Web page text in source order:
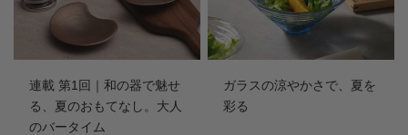
連載 第1回｜和の器で魅せ
る、夏のおもてなし。大人
のバータイム
ガラスの涼やかさで、夏を
彩る